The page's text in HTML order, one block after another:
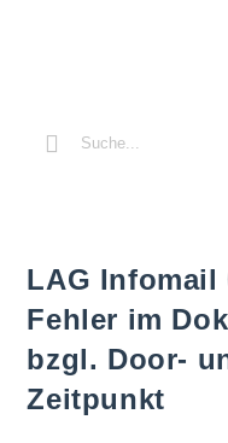
LAG Infomail
Fehler im
bzgl. Door-
Zeitpunkt